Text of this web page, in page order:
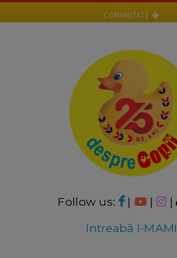
COMUNITATE
Follow us: | | |
Intreabă I-MAMI